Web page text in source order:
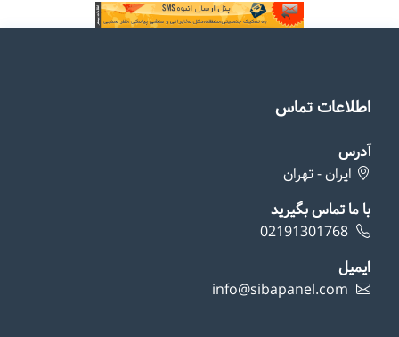
اطلاعات تماس
آدرس
ایران - تهران
با ما تماس بگیرید
02191301768
ایمیل
info@sibapanel.com